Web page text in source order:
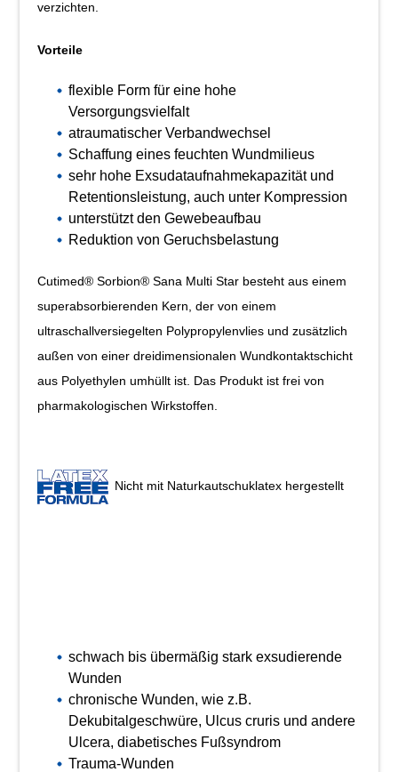
verzichten.
Vorteile
flexible Form für eine hohe
Versorgungsvielfalt
atraumatischer Verbandwechsel
Schaffung eines feuchten Wundmilieus
sehr hohe Exsudataufnahmekapazität und
Retentionsleistung, auch unter Kompression
unterstützt den Gewebeaufbau
Reduktion von Geruchsbelastung
Cutimed® Sorbion® Sana Multi Star besteht aus einem
superabsorbierenden Kern, der von einem
ultraschallversiegelten Polypropylenvlies und zusätzlich
außen von einer dreidimensionalen Wundkontaktschicht
aus Polyethylen umhüllt ist. Das Produkt ist frei von
pharmakologischen Wirkstoffen.
Nicht mit Naturkautschuklatex hergestellt
schwach bis übermäßig stark exsudierende
Wunden
chronische Wunden, wie z.B.
Dekubitalgeschwüre, Ulcus cruris und andere
Ulcera, diabetisches Fußsyndrom
Trauma-Wunden